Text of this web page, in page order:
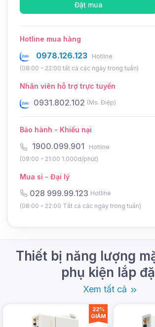
Đặt mua
Hotline mua hàng
0978.126.123
Hotline
(08:00 - 22:00 tất cả các ngày trong tuần)
Nhân viên hỗ trợ trực tuyến
0931.802.102 (Ms. Điệp)
Bảo hành - Khiếu nại
1900.099.901
Hotline
(09:00 - 21:00 1.000d/phút)
Mua sỉ - Đại lý
028 999.99.123 Hotline
(08:00 - 22:00 Tất cả các ngày trong tuần)
Thiết bị năng lượng
phụ kiện lắp
Xem tất cả
22%
GIẢM